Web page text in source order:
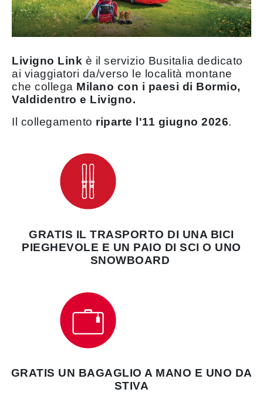
Livigno Link è il servizio Busitalia dedicato
ai viaggiatori da/verso le località montane
che collega Milano con i paesi di Bormio,
Valdidentro e Livigno.
Il collegamento riparte l'11 giugno 2026.
GRATIS IL TRASPORTO DI UNA BICI
PIEGHEVOLE E UN PAIO DI SCI O UNO
SNOWBOARD
GRATIS UN BAGAGLIO A MANO E UNO DA
STIVA